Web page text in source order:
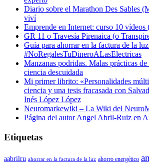
Diario sobre el Marathon Des Sables
viví
Emprende en Internet: curso 10 vídeos
GR 11 o Travesía Pirenaica (o
Guía para ahorrar en la factura de la
#NoRegalesTuDineroALasElectricas
Manzanas podridas. Malas prácticas
ciencia descuidada
Mi primer librito: «Personalidades
ciencia y una tesis fracasada con
Inés López López
Neuromarkewiki – La Wiki del
Página del autor Angel Abril-Ruiz en
Etiquetas
aabrilru ahorrar en la factura de la luz ahorro energético